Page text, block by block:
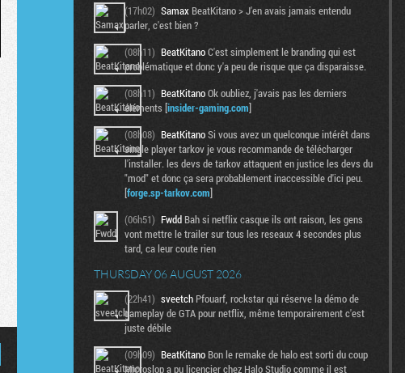
(17h02) Samax BeatKitano > J'en avais jamais entendu
parler, c'est bien ?
(08h11) BeatKitanoC'est simplement le branding qui est
problématique et donc y'a peu de risque que ça disparaisse.
(08h11) BeatKitanoOk oubliez, j'avais pas les derniers
éléments [insider-gaming.com]
(08h08) BeatKitanoSi vous avez un quelconque intérêt dans
single player tarkov je vous recommande de télécharger
l'installer. les devs de tarkov attaquent en justice les devs du
"mod" et donc ça sera probablement inaccessible d'ici peu.
[forge.sp-tarkov.com]
(06h51) Fwdd Bah si netflix casque ils ont raison, les gens
vont mettre le trailer sur tous les reseaux 4 secondes plus
tard, ca leur coute rien
THURSDAY 06 AUGUST 2026
(22h41) sveetch Pfouarf, rockstar qui réserve la démo de
gameplay de GTA pour netflix, même temporairement c'est
juste débile
(09h09) BeatKitano Bon le remake de halo est sorti du coup
Microslop a pu licencier chez Halo Studio comme il est